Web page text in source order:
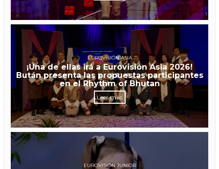
EUROVISIÓN ASIA
¡Una de ellas irá a Eurovisión Asia 2026!
Bután presenta las propuestas participantes
en el Rhythm of Bhutan
Leer más
EUROVISIÓN JUNIOR